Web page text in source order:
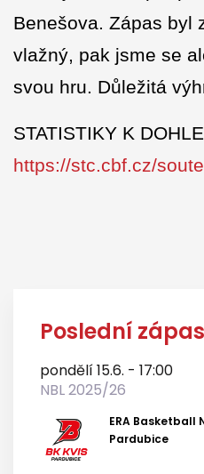
Benešova. Zápas byl
vlažný, pak jsme se
svou hru. Důležitá
STATISTIKY K
https://stc.cbf.cz/
Poslední zápas
pondělí 15.6. - 17:00
NBL 2025/26
ERA Basketball
Pardubice